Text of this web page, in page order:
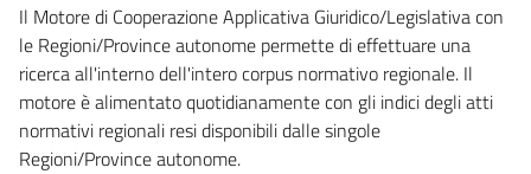
Il Motore di Cooperazione Applicativa Giuridico/Legislativa con
le Regioni/Province autonome permette di effettuare una
ricerca all'interno dell'intero corpus normativo regionale. Il
motore è alimentato quotidianamente con gli indici degli atti
normativi regionali resi disponibili dalle singole
Regioni/Province autonome.